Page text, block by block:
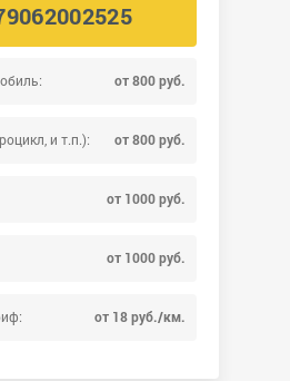
от 800 руб.
и т.п.): от 800 руб.
от 1000 руб.
от 1000 руб.
от 18 руб./км.